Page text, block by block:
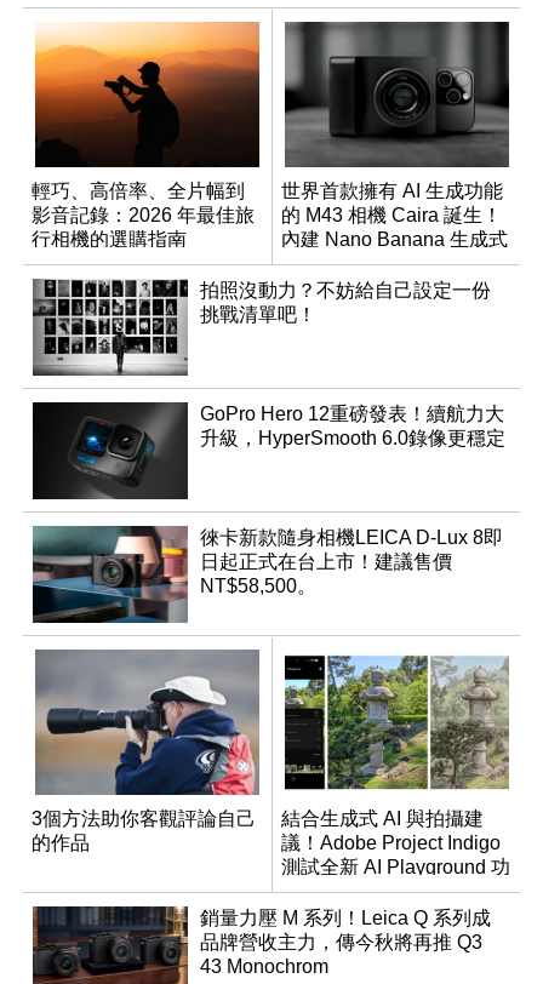
輕巧、高倍率、全片幅到
影音記錄：2026 年最佳旅
行相機的選購指南
世界首款擁有 AI 生成功能
的 M43 相機 Caira 誕生！
內建 Nano Banana 生成式
AI
拍照沒動力？不妨給自己設定一份
挑戰清單吧！
GoPro Hero 12重磅發表！續航力大
升級，HyperSmooth 6.0錄像更穩定
徠卡新款隨身相機LEICA D-Lux 8即
日起正式在台上市！建議售價
NT$58,500。
3個方法助你客觀評論自己
的作品
結合生成式 AI 與拍攝建
議！Adobe Project Indigo
測試全新 AI Playground 功
能
銷量力壓 M 系列！Leica Q 系列成
品牌營收主力，傳今秋將再推 Q3
43 Monochrom